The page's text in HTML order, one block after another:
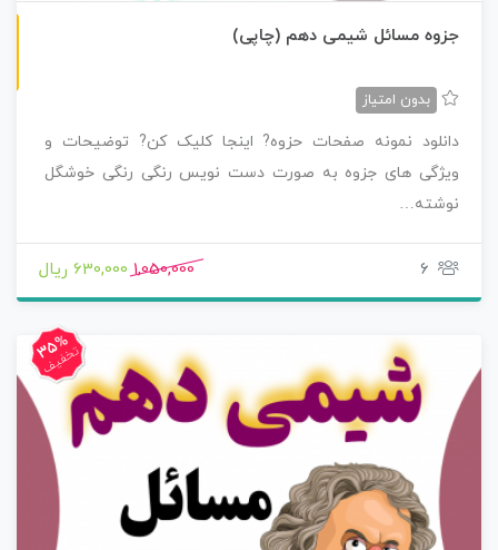
جزوه مسائل شیمی دهم (چاپی)
بدون امتیاز
دانلود نمونه صفحات حزوه? اینجا کلیک کن? توضیحات و
ویژگی های جزوه به صورت دست نویس رنگی رنگی خوشگل
نوشته…
6
1,050,000 630,000 ریال
35%
تخفیف